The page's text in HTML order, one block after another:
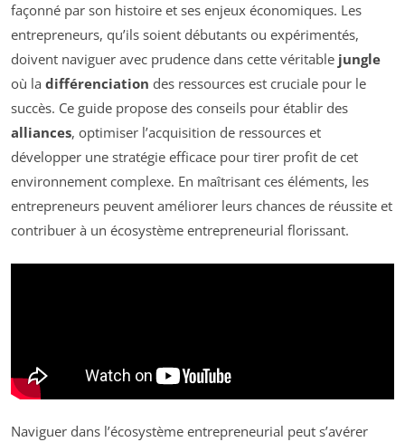
façonné par son histoire et ses enjeux économiques. Les
entrepreneurs, qu’ils soient débutants ou expérimentés,
doivent naviguer avec prudence dans cette véritable jungle
où la différenciation des ressources est cruciale pour le
succès. Ce guide propose des conseils pour établir des
alliances, optimiser l’acquisition de ressources et
développer une stratégie efficace pour tirer profit de cet
environnement complexe. En maîtrisant ces éléments, les
entrepreneurs peuvent améliorer leurs chances de réussite et
contribuer à un écosystème entrepreneurial florissant.
Naviguer dans l’écosystème entrepreneurial peut s’avérer